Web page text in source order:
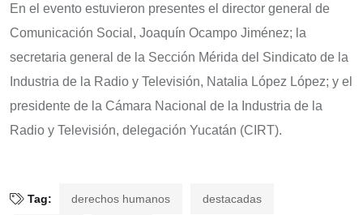
En el evento estuvieron presentes el director general de
Comunicación Social, Joaquín Ocampo Jiménez; la
secretaria general de la Sección Mérida del Sindicato de la
Industria de la Radio y Televisión, Natalia López López; y el
presidente de la Cámara Nacional de la Industria de la
Radio y Televisión, delegación Yucatán (CIRT).
Tag: derechos humanos destacadas